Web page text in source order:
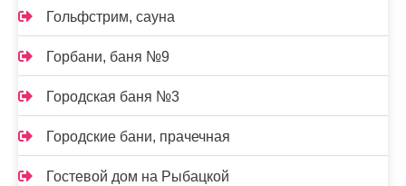
Гольфстрим, сауна
Горбани, баня №9
Городская баня №3
Городские бани, прачечная
Гостевой дом на Рыбацкой